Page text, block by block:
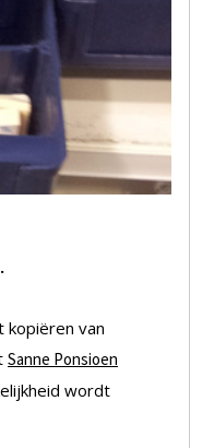
kopiëren van
Sanne Ponsioen
wordt